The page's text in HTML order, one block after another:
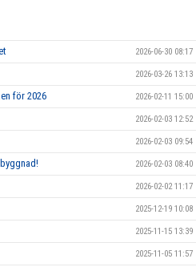
2026-06-30 08:17
2026-03-26 13:13
för 2026 2026-02-11 15:00
2026-02-03 12:52
2026-02-03 09:54
2026-02-03 08:40
2026-02-02 11:17
2025-12-19 10:08
2025-11-15 13:39
2025-11-05 11:57